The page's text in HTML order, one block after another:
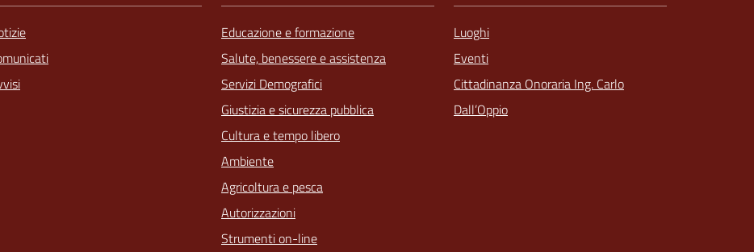
Educazione e formazione
Salute, benessere e assistenza
Servizi Demografici
Giustizia e sicurezza pubblica
Cultura e tempo libero
Ambiente
Agricoltura e pesca
Autorizzazioni
Strumenti on-line
Luoghi
Eventi
Cittadinanza Onoraria Ing. Carlo
Dall’Oppio